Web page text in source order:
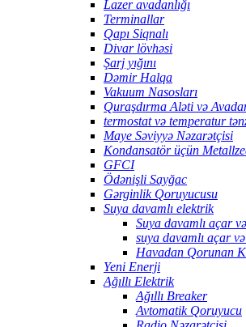
Lazer avadanlığı
Terminallar
Qapı Siqnalı
Divar lövhəsi
Şarj yığını
Dəmir Halqa
Vakuum Nasosları
Quraşdırma Aləti və
termostat və temperatur
Maye Səviyyə Nəzarətçisi
Kondansatör üçün
GFCI
Ödənişli Sayğac
Gərginlik Qoruyucusu
Suya davamlı elektrik
Suya davamlı açar
suya davamlı açar
Havadan Qorunan
Yeni Enerji
Ağıllı Elektrik
Ağıllı Breaker
Avtomatik Qoruyucu